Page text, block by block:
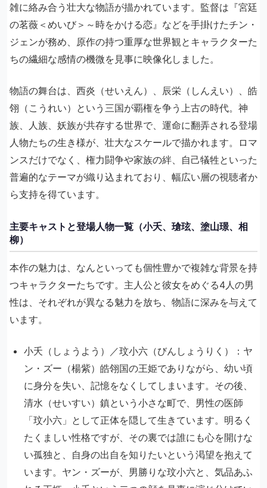
雑に絡み合う壮大な物語が描かれています。監督は『宮廷
の茗薇＜めいび＞～時をかける恋』などを手掛けたチン・
ジェンが務め、原作の持つ重厚な世界観とキャラクターた
ちの繊細な感情の機微を見事に映像化しました。
物語の舞台は、西炎（せいえん）、辰栄（しんえい）、皓
翎（こうれい）という三国が覇権を争う上古の時代。神
族、人族、妖族が共存する世界で、運命に翻弄される登場
人物たちの生き様が、壮大なスケールで描かれます。ロマ
ンスだけでなく、権力闘争や家族の絆、自己犠牲といった
普遍的なテーマが織り込まれており、幅広い層の視聴者か
ら支持を得ています。
主要キャストと登場人物一覧（小夭、瑲玹、塗山璟、相
柳）
本作の魅力は、なんといっても個性豊かで複雑な背景を持
つキャラクターたちです。主人公と彼女をめぐる4人の男
性は、それぞれが異なる魅力を放ち、物語に深みを与えて
います。
小夭（しょうよう）／玟小六（びんしょうりく）：ヤ
ン・ズー（楊紫）皓翎国の王姫でありながら、幼い頃
に身分を失い、記憶をなくしてしまいます。その後、
清水（せいすい）鎮という小さな町で、男性の医師
「玟小六」として正体を隠して生きています。明るく
たくましい性格ですが、その裏では誰にも心を開けな
い孤独と、自身の出自を知りたいという渇望を抱えて
います。ヤン・ズーが、男勝りな玟小六と、気品あふ